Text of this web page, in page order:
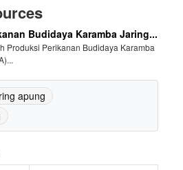
Budidaya Karamba Jaring...
Produksi Perikanan Budidaya Karamba
apung